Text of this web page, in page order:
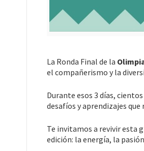
La Ronda Final de la
el compañerismo y la
Durante esos 3 días,
desafíos y aprendizajes
Te invitamos a revivir esta
edición: la energía, la